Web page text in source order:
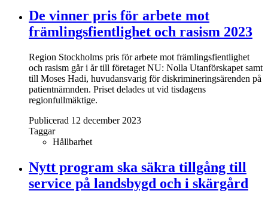
De vinner pris för arbete mot
främlingsfientlighet och rasism 2023
Region Stockholms pris för arbete mot främlingsfientlighet
och rasism går i år till företaget NU: Nolla Utanförskapet samt
till Moses Hadi, huvudansvarig för diskrimineringsärenden på
patientnämnden. Priset delades ut vid tisdagens
regionfullmäktige.
Publicerad 12 december 2023
Taggar
Hållbarhet
Nytt program ska säkra tillgång till
service på landsbygd och i skärgård